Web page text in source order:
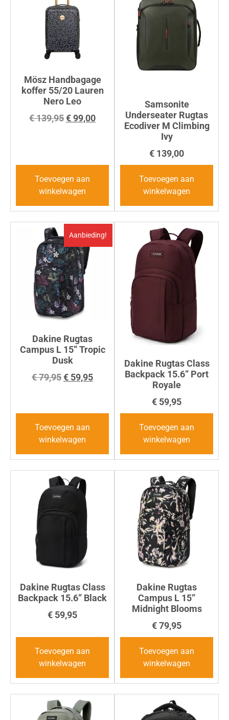
Mösz Handbagage
koffer 55/20 Lauren
Nero Leo
€139,95€99,00
Toevoegen aan
winkelwagen
Samsonite
Underseater Rugtas
Ecodiver M Climbing
Ivy
€ 139,00
Toevoegen aan
winkelwagen
Aanbieding!
Dakine Rugtas
Campus L 15” Tropic
Dusk
€79,95€ 59,95
Toevoegen aan
winkelwagen
Dakine Rugtas Class
Backpack 15.6” Port
Royale
€ 59,95
Toevoegen aan
winkelwagen
Dakine Rugtas Class
Backpack 15.6” Black
€ 59,95
Toevoegen aan
winkelwagen
Dakine Rugtas
Campus L 15”
Midnight Blooms
€79,95
Toevoegen aan
winkelwagen